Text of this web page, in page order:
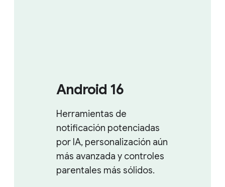
Android 16
Herramientas de
notificación potenciadas
por IA, personalización aún
más avanzada y controles
parentales más sólidos.